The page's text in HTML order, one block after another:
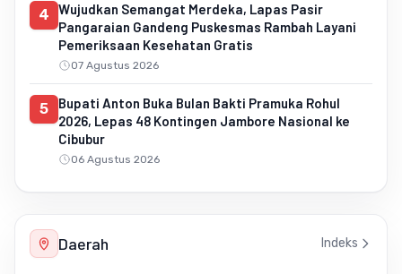
4
Wujudkan Semangat Merdeka, Lapas Pasir
Pangaraian Gandeng Puskesmas Rambah Layani
Pemeriksaan Kesehatan Gratis
07 Agustus 2026
5
Bupati Anton Buka Bulan Bakti Pramuka Rohul
2026, Lepas 48 Kontingen Jambore Nasional ke
Cibubur
06 Agustus 2026
Daerah Indeks